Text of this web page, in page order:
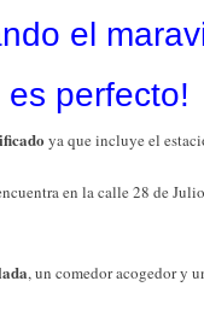
el
perfecto!
ya que incluye el
en la calle 28 de
, un comedor acogedor y